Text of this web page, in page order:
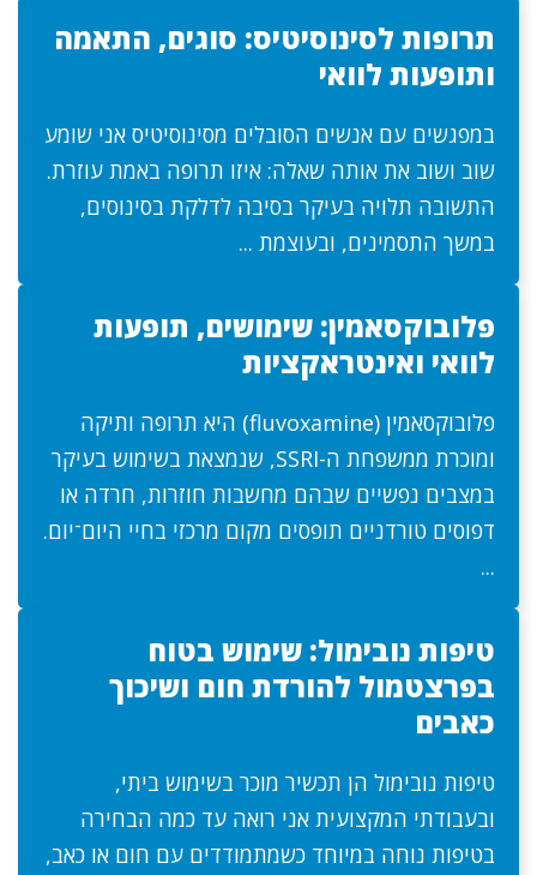
תרופות לסינוסיטיס: סוגים, התאמה
ותופעות לוואי
במפגשים עם אנשים הסובלים מסינוסיטיס אני שומע
שוב ושוב את אותה שאלה: איזו תרופה באמת עוזרת.
התשובה תלויה בעיקר בסיבה לדלקת בסינוסים,
במשך התסמינים, ובעוצמת ...
פלובוקסאמין: שימושים, תופעות
לוואי ואינטראקציות
פלובוקסאמין (fluvoxamine) היא תרופה ותיקה
ומוכרת ממשפחת ה-SSRI, שנמצאת בשימוש בעיקר
במצבים נפשיים שבהם מחשבות חוזרות, חרדה או
דפוסים טורדניים תופסים מקום מרכזי בחיי היום־יום.
...
טיפות נובימול: שימוש בטוח
בפרצטמול להורדת חום ושיכוך
כאבים
טיפות נובימול הן תכשיר מוכר בשימוש ביתי,
ובעבודתי המקצועית אני רואה עד כמה הבחירה
בטיפות נוחה במיוחד כשמתמודדים עם חום או כאב,